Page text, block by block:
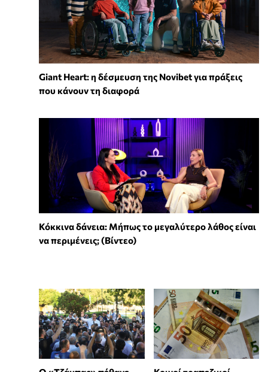
Giant Heart: η δέσμευση της Novibet για πράξεις
που κάνουν τη διαφορά
Κόκκινα δάνεια: Μήπως το μεγαλύτερο λάθος είναι
να περιμένεις; (Βίντεο)